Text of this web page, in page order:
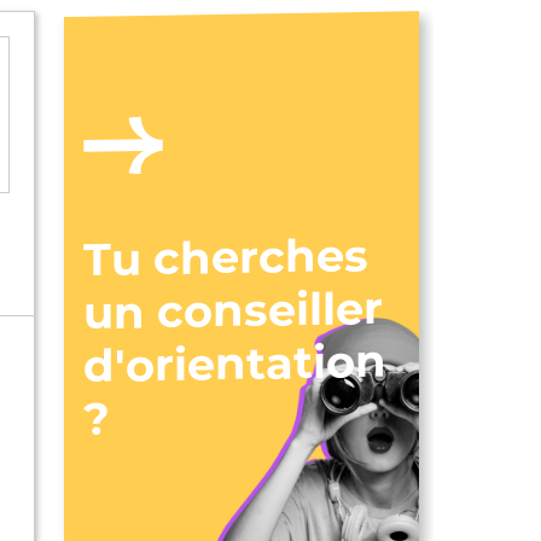
Tu cherches
un conseiller
d'orientation
?